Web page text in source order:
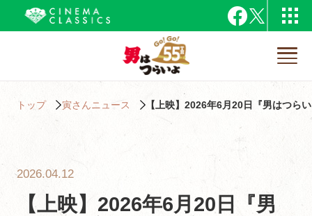
トップ 寅さんニュース 【上映】2026年6月20日『男はつ
2026.04.12
【上映】2026年6月20日『男